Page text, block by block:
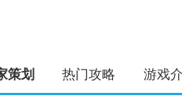
策划 热门攻略 游戏